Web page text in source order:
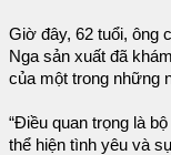
Giờ đây, 62 tuổi, ông
Nga sản xuất đã
của một trong những
“Điều quan trọng là
thể hiện tình yêu và